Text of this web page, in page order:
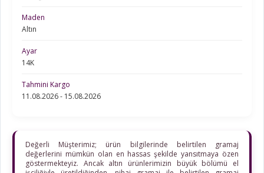
Maden
Altın
Ayar
14K
Tahmini Kargo
11.08.2026 - 15.08.2026
Değerli Müşterimiz; ürün bilgilerinde belirtilen gramaj
değerlerini mümkün olan en hassas şekilde yansıtmaya özen
göstermekteyiz. Ancak altın ürünlerimizin büyük bölümü el